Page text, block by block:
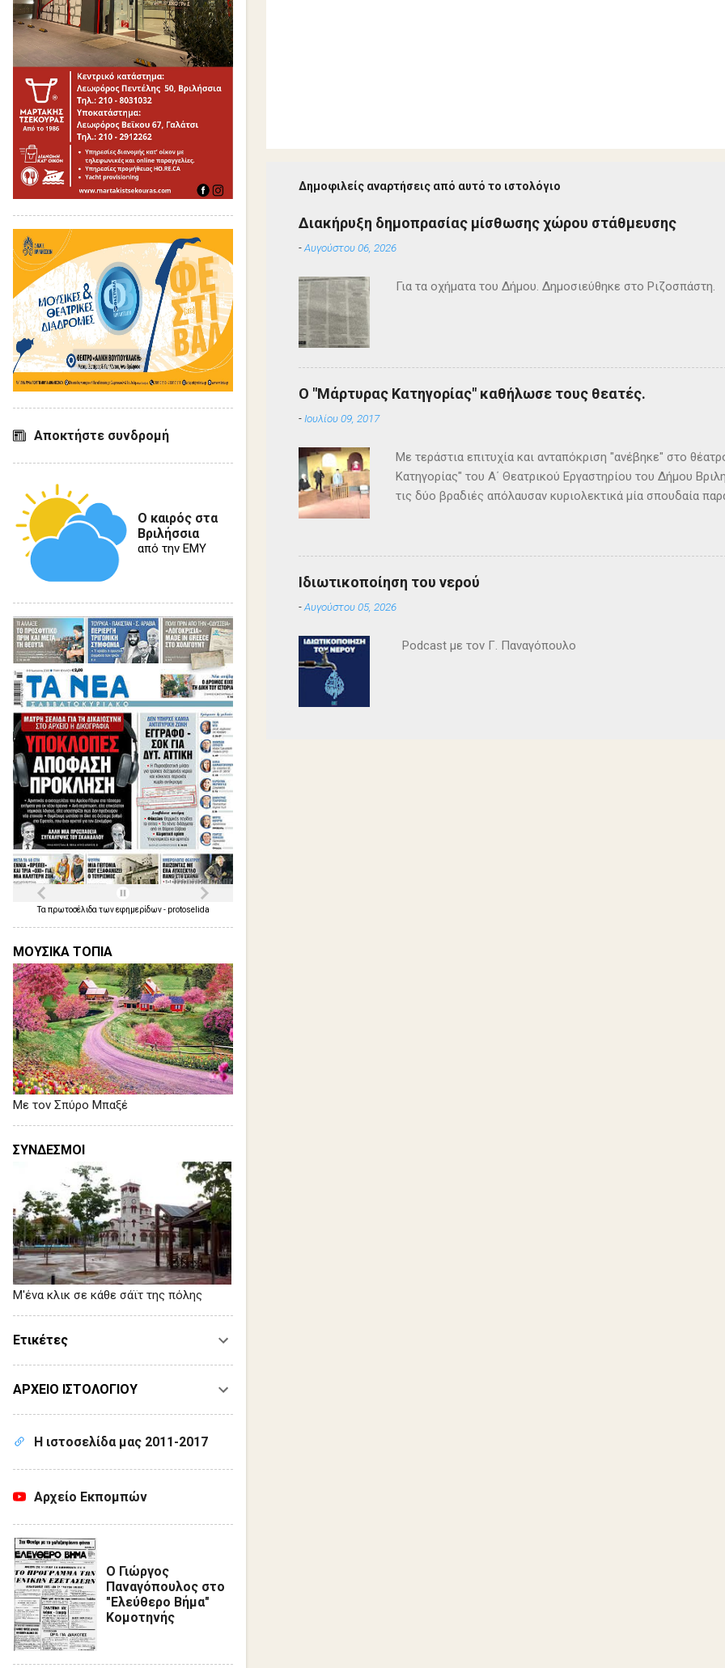
Δημοφιλείς αναρτήσεις από αυτό το ιστολόγιο
Διακήρυξη δημοπρασίας μίσθωσης χώρου στάθμευσης
-Αυγούστου 06, 2026
Για τα οχήματα του Δήμου. Δημοσιεύθηκε στο Ριζοσπάστη.
Ο "Μάρτυρας Κατηγορίας" καθήλωσε τους θεατές.
- Ιουλίου 09, 2017
Με τεράστια επιτυχία και ανταπόκριση "ανέβηκε" στο
Κατηγορίας" του Α΄ Θεατρικού Εργαστηρίου του Δήμου
τις δύο βραδιές απόλαυσαν κυριολεκτικά μία σπουδαία
ανατροπές και ένα μοναδικό φινάλε που απαντά σε όλα
έργο και τους έμειναν ανεξίτηλα στη μνήμη τους.
σπουδαία σκηνοθεσία της Τώνιας Σταυροπούλου που επί
Θεατρικού Εργαστηρίου. Εξαιρετικές ερμηνείες
Θεοδόσης, Άννα Αλεξανδράκη, Γιάννης Καρτερός, Δήμητρα
Ιδιωτικοποίηση του νερού
-Αυγούστου 05, 2026
Podcast με τον Γ. Παναγόπουλο
Αποκτήστε συνδρομή
Ο καιρός στα
Βριλήσσια
από την ΕΜΥ
Τα πρωτοσέλιδα τωνεφημερίδων- protoselida
ΜΟΥΣΙΚΑ ΤΟΠΙΑ
Με τον Σπύρο Μπαξέ
ΣΥΝΔΕΣΜΟΙ
Μ'ένα κλικ σε κάθε σάϊτ της πόλης
Ετικέτες
ΑΡΧΕΙΟ ΙΣΤΟΛΟΓΙΟΥ
Η ιστοσελίδα μας 2011-2017
Αρχείο Εκπομπών
Ο Γιώργος
Παναγόπουλος στο
"Ελεύθερο Βήμα"
Κομοτηνής